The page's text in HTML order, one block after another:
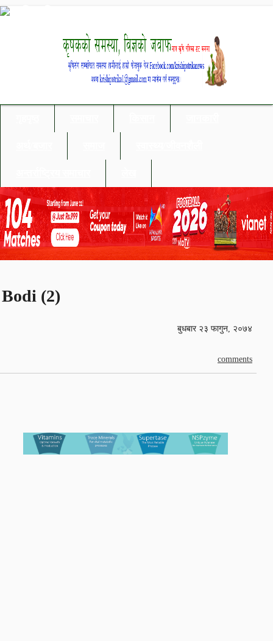
Bodi (2)
बुधबार २३ फागुन, २०७४
comments